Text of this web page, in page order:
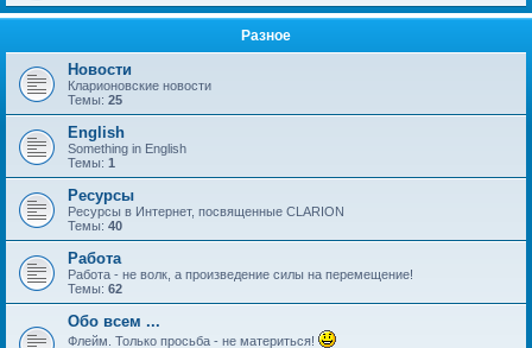
Разное
Новости
Кларионовские новости
Темы: 25
English
Something in English
Темы: 1
Ресурсы
Ресурсы в Интернет, посвященные CLARION
Темы: 40
Работа
Работа - не волк, а произведение силы на перемещение!
Темы: 62
Обо всем ...
Флейм. Только просьба - не материться!